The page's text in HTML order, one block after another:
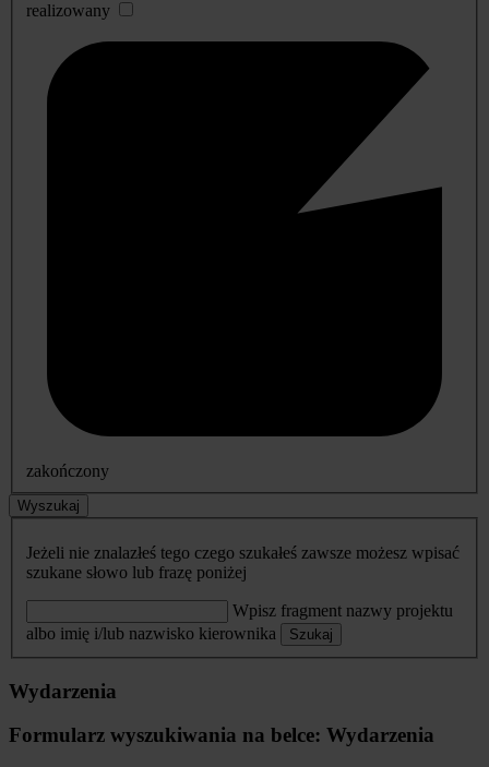
realizowany
zakończony
Wyszukaj
Jeżeli nie znalazłeś tego czego szukałeś zawsze możesz wpisać
szukane słowo lub frazę poniżej
Wpisz fragment nazwy projektu
albo imię i/lub nazwisko kierownika
Szukaj
Wydarzenia
Formularz wyszukiwania na belce: Wydarzenia